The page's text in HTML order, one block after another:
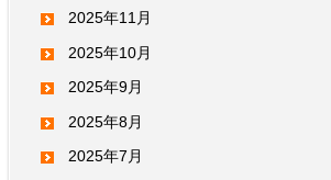
2025年11月
2025年10月
2025年9月
2025年8月
2025年7月